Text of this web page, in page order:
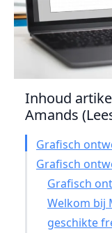
Inhoud
Amands
Grafisch
Grafisch
Grafisch
Welkom bij
geschikte